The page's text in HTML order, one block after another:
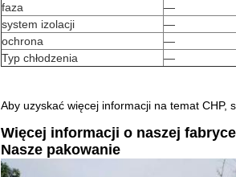
faza
—
system izolacji
—
ochrona
—
Typ chłodzenia
—
Aby uzyskać więcej informacji na temat CHP,
Więcej informacji o naszej fabryce
Nasze pakowanie